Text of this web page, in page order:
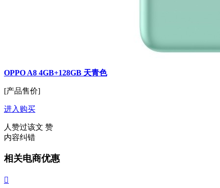
OPPO A8 4GB+128GB 天青色
[产品售价]
进入购买
人赞过该文 赞
内容纠错
相关电商优惠
